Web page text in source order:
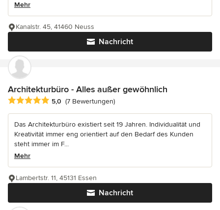
Mehr
Nachricht
Kanalstr. 45, 41460 Neuss
Architekturbüro - Alles außer gewöhnlich
Durchschnittliche Bewertung: 5 von 5 Sternen
5,0 (7 Bewertungen)
Das Architekturbüro existiert seit 19 Jahren. Individualität und
Kreativität immer eng orientiert auf den Bedarf des Kunden
steht immer im F...
Mehr
Nachricht
Lambertstr. 11, 45131 Essen